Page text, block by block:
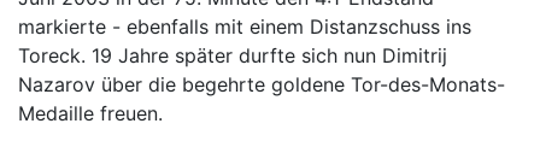
markierte - ebenfalls mit einem Distanzschuss ins
Toreck. 19 Jahre später durfte sich nun Dimitrij
Nazarov über die begehrte goldene Tor-des-Monats-
Medaille freuen.